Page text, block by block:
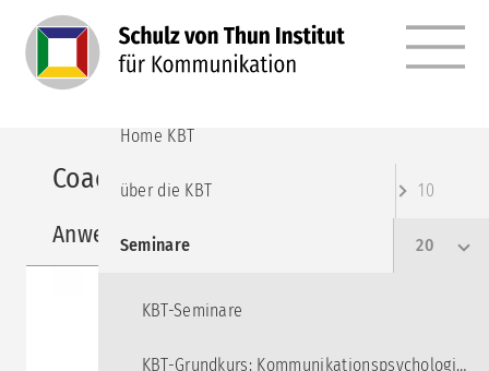
Coaching mit dem Inneren Team 2
Anwendung
MENÜ
Home KBT
über die KBT 10
Seminare 20
KBT-Seminare
KBT-Grundkurs: Kommunikationspsychologie für Beratung und Training